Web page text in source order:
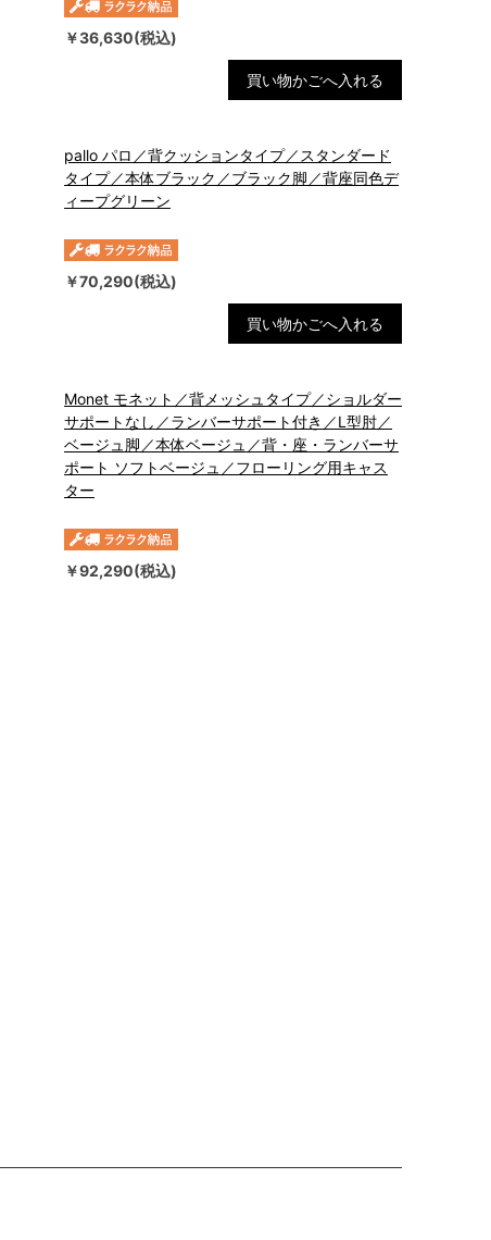
￥36,630(税込)
買い物かごへ入れる
pallo パロ／背クッションタイプ／スタンダード
タイプ／本体ブラック／ブラック脚／背座同色デ
ィープグリーン
￥70,290(税込)
買い物かごへ入れる
Monet モネット／背メッシュタイプ／ショルダー
サポートなし／ランバーサポート付き／L型肘／
ベージュ脚／本体ベージュ／背・座・ランバーサ
ポート ソフトベージュ／フローリング用キャス
ター
￥92,290(税込)